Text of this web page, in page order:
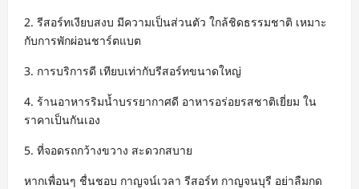
2. รีสอร์ทเงียบสงบ มีความเป็นส่วนตัว ใกล้ชิดธรรมชาติ เหมาะ
กับการพักผ่อนชาร์ตแบต
3. การบริการดี เทียบเท่ากับรีสอร์ทขนาดใหญ่
4. ร้านอาหารริมน้ำบรรยากาศดี อาหารอร่อยรสชาติเยี่ยม ใน
ราคาเป็นกันเอง
5. ที่จอดรถกว้างขวาง สะดวกสบาย
หากเพื่อนๆ ชื่นชอบ กาญจน์เวลา รีสอร์ท กาญจนบุรี อย่าลืมกด